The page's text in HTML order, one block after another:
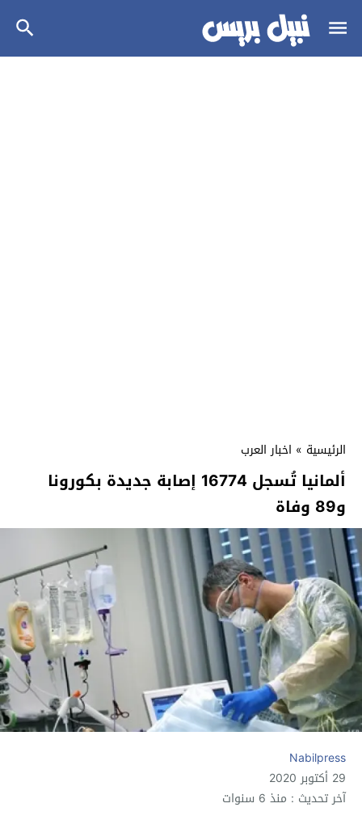
الرئيسية » اخبار العرب
ألمانيا تُسجل 16774 إصابة جديدة بكورونا
و89 وفاة
Nabilpress
29 أكتوبر 2020
آخر تحديث : منذ 6 سنوات